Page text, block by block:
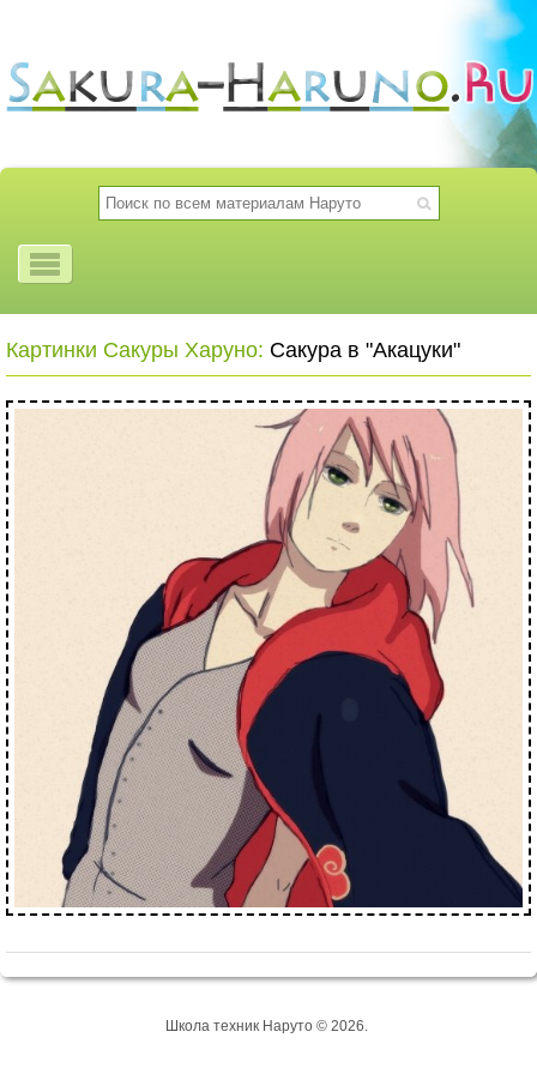
Картинки Сакуры Харуно: Сакура в "Акацуки"
Школа техник Наруто © 2026.